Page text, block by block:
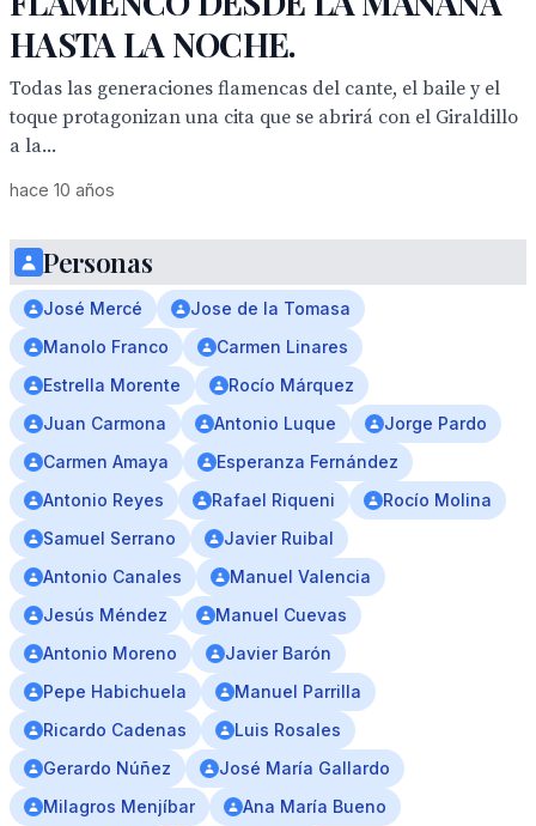
HASTA LA NOCHE.
Todas las generaciones flamencas del cante, el baile y el
toque protagonizan una cita que se abrirá con el Giraldillo
a la...
hace 10 años
Personas
José Mercé
Jose de la Tomasa
Manolo Franco
Carmen Linares
Estrella Morente
Rocío Márquez
Juan Carmona
Antonio Luque
Jorge Pardo
Carmen Amaya
Esperanza Fernández
Antonio Reyes
Rafael Riqueni
Rocío Molina
Samuel Serrano
Javier Ruibal
Antonio Canales
Manuel Valencia
Jesús Méndez
Manuel Cuevas
Antonio Moreno
Javier Barón
Pepe Habichuela
Manuel Parrilla
Ricardo Cadenas
Luis Rosales
Gerardo Núñez
José María Gallardo
Milagros Menjíbar
Ana María Bueno